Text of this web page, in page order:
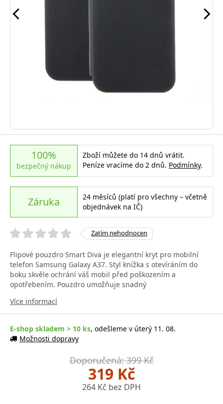
100%
bezpečný nákup
Zboží můžete do 14 dnů vrátit.
Peníze vracíme do 2 dnů. Podmínky.
Záruka
24 měsíců (platí pro všechny – včetně
objednávek na IČ)
Zatím nehodnocen
Flipové pouzdro Smart Diva je elegantní kryt pro mobilní
telefon Samsung Galaxy A37. Styl knížka s otevíráním do
boku skvěle ochrání váš mobil před poškozením a
opotřebením. Pouzdro umožňuje snadný
Více informací
E-shop skladem > 10 ks, odešleme v úterý 11. 08.
Možnosti dopravy
Doporučená: 399 Kč
319 Kč
264 Kč bez DPH